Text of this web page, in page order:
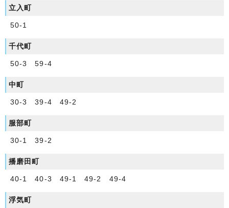
立入町
50-1
千代町
50-3 59-4
中町
30-3 39-4 49-2
服部町
30-1 39-2
播磨田町
40-1 40-3 49-1 49-2 49-4
浮気町